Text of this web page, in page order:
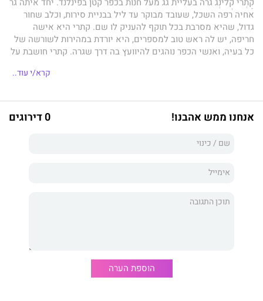
אחיה רפה השכל, שעובד מבוקר עד ליל בבניית סירות, וכלב שחור
גדול, שהיא מסרבת בכל תוקף להעניק לו שם. קתרי היא אישה
חריפה, יש לה ראש טוב למספרים, היא יורדת במהירות לשורשה של
כל בעיה, ואנשי הכפר נוהגים להיוועץ בה דרך שגרה. קתרי חושבת על
עליו. ברור לה מה היא תעשה בו. בקצה הכפר יש שביל שמטפס
יום אחד, קתרי כבר יודעת, היא ואחיה ואפילו הכלב יגורו שם. עכשיו
היא רק צריכה למצוא את הדרך להשיג את מטרותיה במהירות,
בחוכמה וביושר.
הרמאית הישרה
שזכתה להצלחה כבירה בעולם כולו.
קרא/י עוד..
אנחנו ממש אהבנו! 0 דירוגים
הוספת הערה